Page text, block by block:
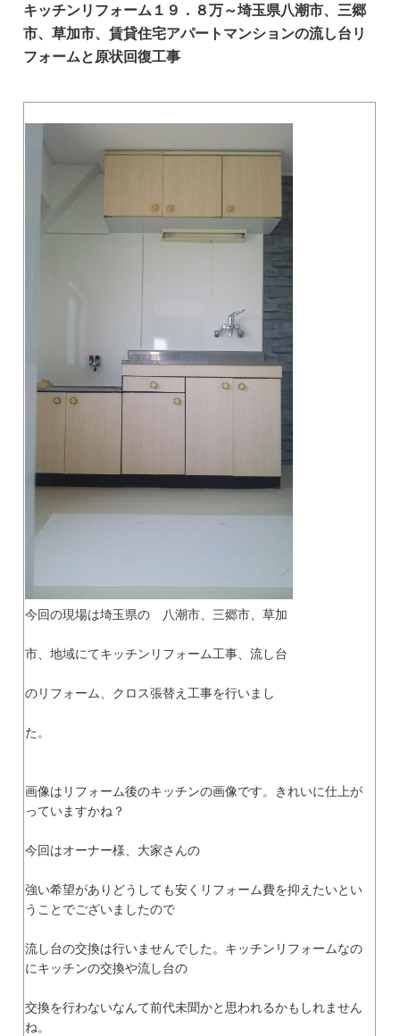
キッチンリフォーム１９．８万～埼玉県八潮市、三郷
市、草加市、賃貸住宅アパートマンションの流し台リ
フォームと原状回復工事
今回の現場は埼玉県の 八潮市、三郷市、草加
市、地域にてキッチンリフォーム工事、流し台
のリフォーム、クロス張替え工事を行いまし
た。
画像はリフォーム後のキッチンの画像です。きれいに仕上が
っていますかね？
今回はオーナー様、大家さんの
強い希望がありどうしても安くリフォーム費を抑えたいとい
うことでございましたので
流し台の交換は行いませんでした。キッチンリフォームなの
にキッチンの交換や流し台の
交換を行わないなんて前代未聞かと思われるかもしれません
ね。